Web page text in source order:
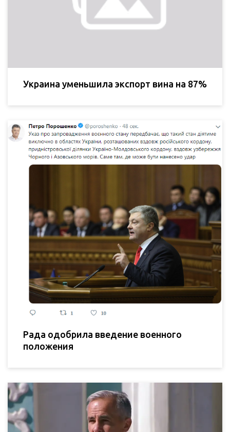
Украина уменьшила экспорт вина на 87%
Рада одобрила введение военного
положения